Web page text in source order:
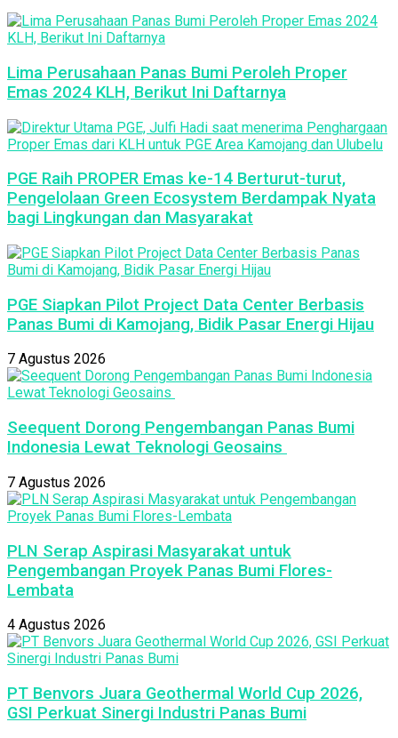
Lima Perusahaan Panas Bumi Peroleh Proper
Emas 2024 KLH, Berikut Ini Daftarnya
PGE Raih PROPER Emas ke-14 Berturut-turut,
Pengelolaan Green Ecosystem Berdampak Nyata
bagi Lingkungan dan Masyarakat
PGE Siapkan Pilot Project Data Center Berbasis
Panas Bumi di Kamojang, Bidik Pasar Energi Hijau
7 Agustus 2026
Seequent Dorong Pengembangan Panas Bumi
Indonesia Lewat Teknologi Geosains
7 Agustus 2026
PLN Serap Aspirasi Masyarakat untuk
Pengembangan Proyek Panas Bumi Flores-
Lembata
4 Agustus 2026
PT Benvors Juara Geothermal World Cup 2026,
GSI Perkuat Sinergi Industri Panas Bumi